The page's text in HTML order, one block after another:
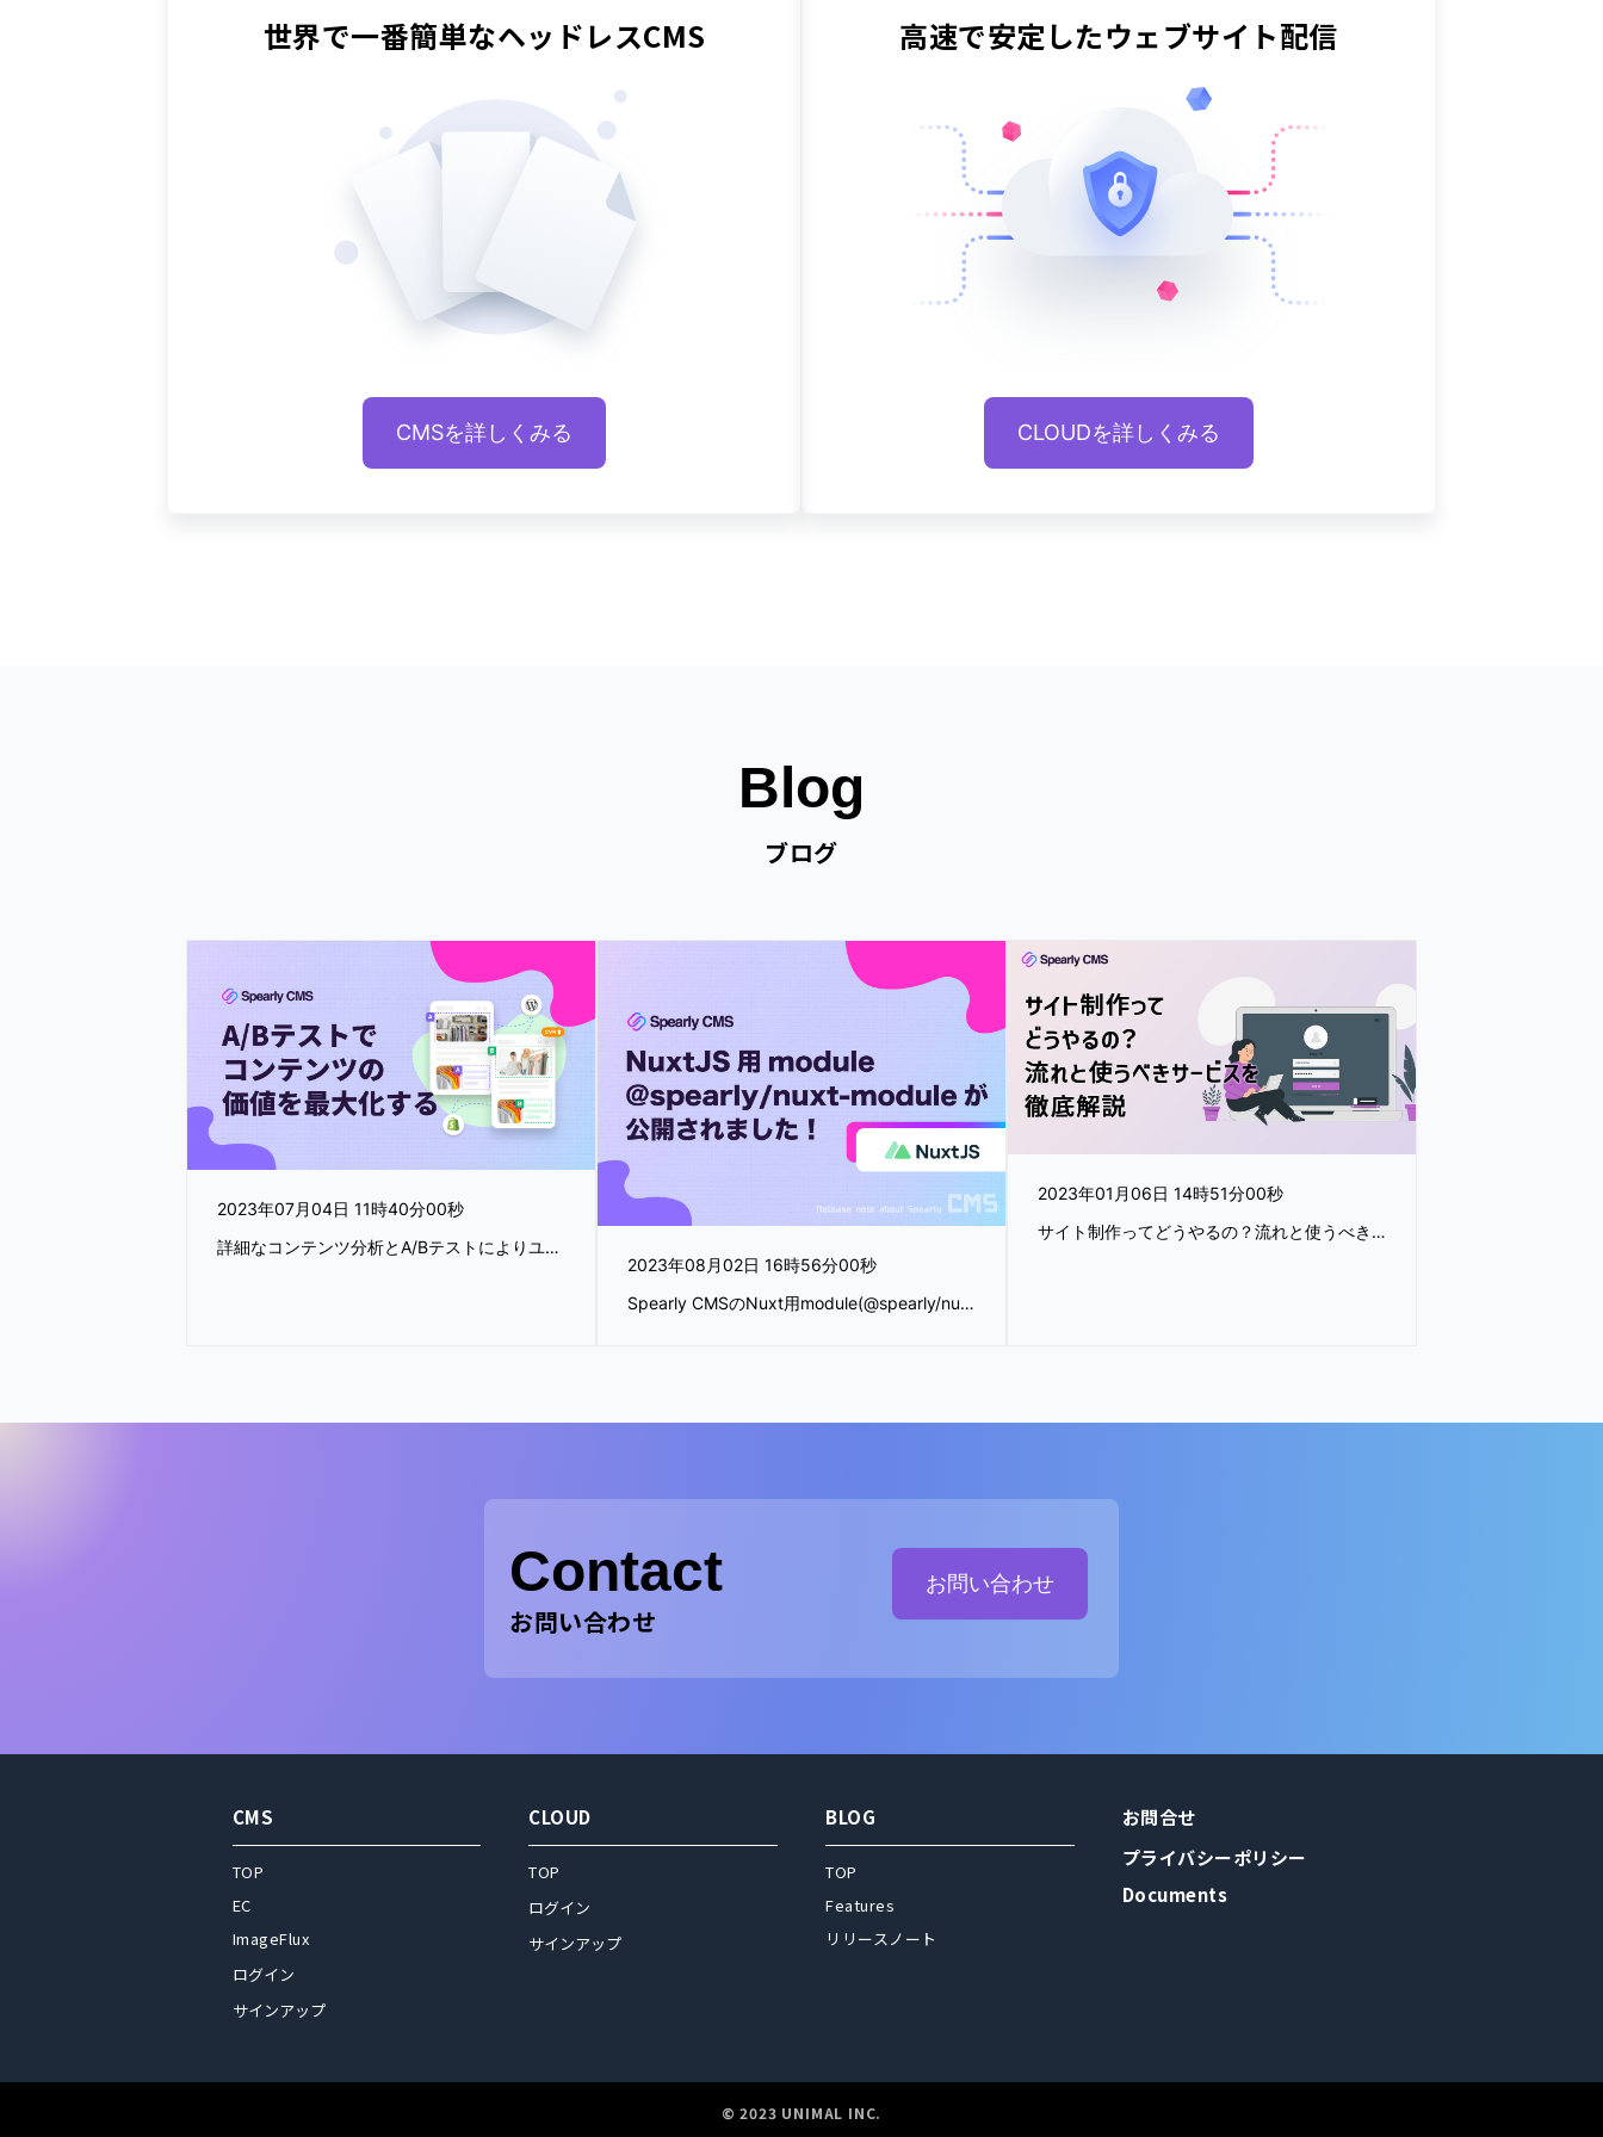
世界で一番簡単なヘッドレスCMS
CMSを詳しくみる
高速で安定したウェブサイト配信
CLOUDを詳しくみる
Blog
ブログ
2023年07月04日 11時40分00秒
詳細なコンテンツ分析とA/Bテストによりユーザーのエンゲージメントを向上させる、コンテンツA/Bテスト機能をリリースしました！
2023年08月02日 16時56分00秒
Spearly CMSのNuxt用module(@spearly/nuxt-module)が公開されました！
2023年01月06日 14時51分00秒
サイト制作ってどうやるの？流れと使うべきサービスを徹底解説
Contact
お問い合わせ
お問い合わせ
CMS
TOP
EC
ImageFlux
ログイン
サインアップ
CLOUD
TOP
ログイン
サインアップ
BLOG
TOP
Features
リリースノート
お問合せ
プライバシーポリシー
Documents
© 2023 UNIMAL INC.